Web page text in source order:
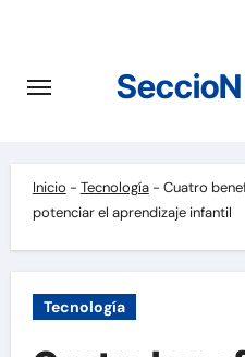
contenido
Inicio - Tecnología- Cuatro
potenciar el aprendizaje infantil
Tecnología